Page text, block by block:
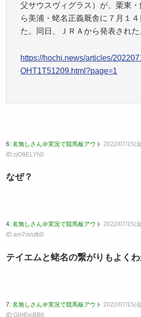
父サウスヴィグラス）が、栗東
ら美浦・蛯名正義厩舎に７月１
た。同日、ＪＲＡから発表された
https://hochi.news/articles/
OHT1T51209.html?page=1
6: 名無しさん＠実況で競馬板アウト 2022/07/15(
ID:zjO9ELYh0
なぜ？
4: 名無しさん＠実況で競馬板アウト 2022/07/15(
ID:am7m/utb0
テイエムと蛯名の繋がりもよく
7: 名無しさん＠実況で競馬板アウト 2022/07/15(
ID:GlHEeiBB0